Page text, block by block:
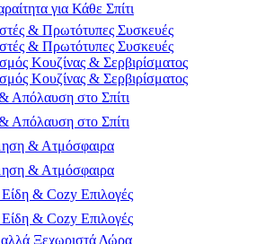
για Κάθε Σπίτι
& Πρωτότυπες Συσκευές
& Πρωτότυπες Συσκευές
Κουζίνας & Σερβιρίσματος
Κουζίνας & Σερβιρίσματος
Απόλαυση στο Σπίτι
Απόλαυση στο Σπίτι
& Ατμόσφαιρα
& Ατμόσφαιρα
& Cozy Επιλογές
& Cozy Επιλογές
Ξεχωριστά Δώρα